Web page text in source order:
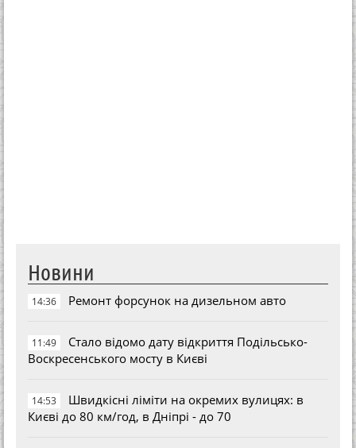
Новини
14:36 Ремонт форсунок на дизельном авто
11:49
Стало відомо дату відкриття Подільсько-
Воскресенського мосту в Києві
14:53
Швидкісні ліміти на окремих вулицях: в
Києві до 80 км/год, в Дніпрі - до 70